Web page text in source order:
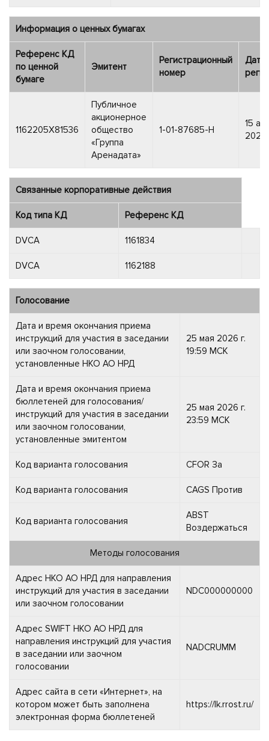
Информация о ценных бумагах
Референс КД
по ценной
бумаге
Эмитент
Регистрационный
номер
Дата
1162205X81536
Публичное
акционерное
общество
«Группа
Аренадата»
1-01-87685-H
15
2024
Связанные корпоративные действия
Код типа КД Референс КД
DVCA 1161834
DVCA 1162188
Голосование
Дата и время окончания приема
инструкций для участия в заседании
или заочном голосовании,
установленные НКО АО НРД
25 мая 2026 г.
19:59 МСК
Дата и время окончания приема
бюллетеней для голосования/
инструкций для участия в заседании
или заочном голосовании,
установленные эмитентом
25 мая 2026 г.
23:59 МСК
Код варианта голосования CFOR За
Код варианта голосования CAGS Против
Код варианта голосования
ABST
Воздержаться
Методы голосования
Адрес НКО АО НРД для направления
инструкций для участия в заседании
или заочном голосовании
NDC000000000
Адрес SWIFT НКО АО НРД для
направления инструкций для участия
в заседании или заочном
голосовании
NADCRUMM
Адрес сайта в сети «Интернет», на
котором может быть заполнена
электронная форма бюллетеней
https://lk.rrost.ru/